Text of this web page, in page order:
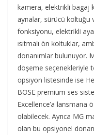
kamera, elektrikli bagaj
aynalar, sürücü koltuğu
fonksiyonu, elektrikli
ısıtmalı ön koltuklar,
donanımlar bulunuyor.
döşeme seçenekleriyle
opsiyon listesinde ise
BOSE premium ses
Excellence’a lansmana
olabilecek. Ayrıca MG
olan bu opsiyonel